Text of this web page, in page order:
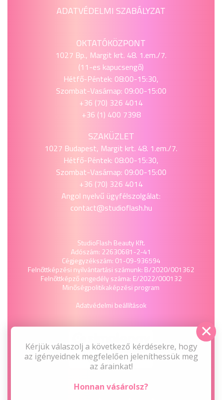
ADATVÉDELMI SZABÁLYZAT
OKTATÓKÖZPONT
1027 Bp., Margit krt. 48. 1.em./7.
(11-es kapucsengő)
Hétfő-Péntek: 08:00-15:30,
Szombat-Vasárnap: 09:00-15:00
+36 (70) 326 4014
+36 (1) 400 7398
SZAKÜZLET
1027 Budapest, Margit krt. 48. 1.em./7.
Hétfő-Péntek: 08:00-15:30,
Szombat-Vasárnap: 09:00-15:00
+36 (70) 326 4014
Angol nyelvű ügyfélszolgálat:
contact@studioflash.hu
StudioFlash Beauty Kft.
Adószám: 22630681-2-41
Cégjegyzékszám: 01-09-936594
Felnőttképzési nyilvántartási számunk: B/2020/001362
Felnőttképző engedély száma: E/2022/000132
Minőségpolitikaképzési program
Adatvédelmi beállítások
Kérjük válaszolj a következő kérdésekre, hogy
az igényeidnek megfelelően jeleníthessük meg
az árainkat!
Honnan vásárolsz?